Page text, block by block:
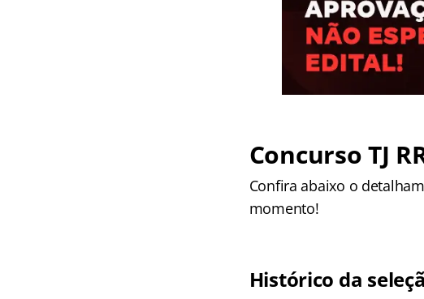
Concurso TJ
Confira abaixo o
momento!
Histórico da